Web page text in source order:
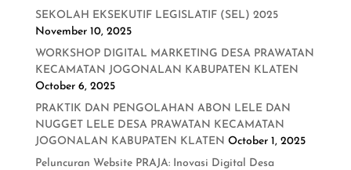
SEKOLAH EKSEKUTIF LEGISLATIF (SEL) 2025
November 10, 2025
WORKSHOP DIGITAL MARKETING DESA PRAWATAN
KECAMATAN JOGONALAN KABUPATEN KLATEN
October 6, 2025
PRAKTIK DAN PENGOLAHAN ABON LELE DAN
NUGGET LELE DESA PRAWATAN KECAMATAN
JOGONALAN KABUPATEN KLATEN October 1, 2025
Peluncuran Website PRAJA: Inovasi Digital Desa